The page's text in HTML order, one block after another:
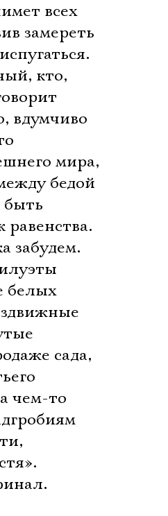
всех
замереть
кто,
вдумчиво
мира,
бедой
равенства.
забудем.
белых
сада,
чем-то